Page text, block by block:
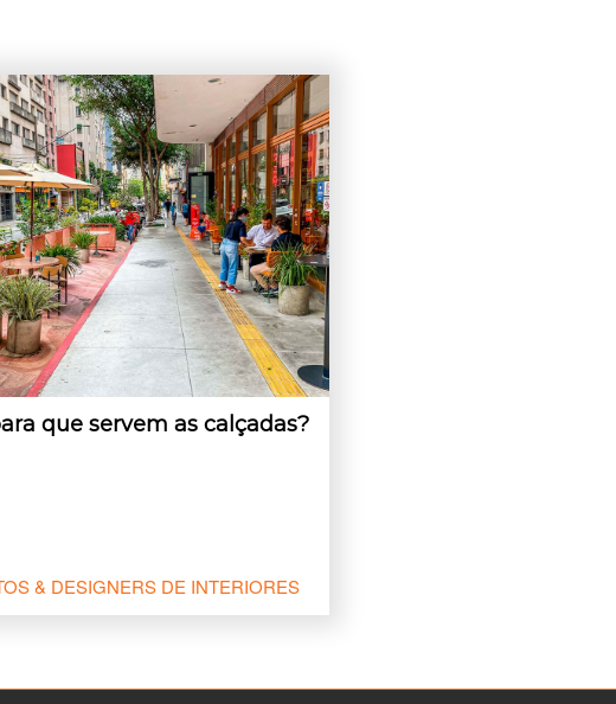
que servem as calçadas?
& DESIGNERS DE INTERIORES